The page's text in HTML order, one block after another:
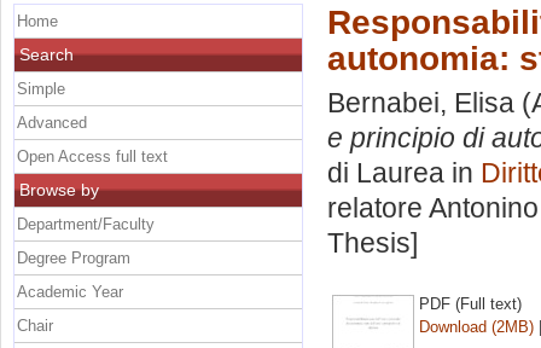
autonomia:
Bernabei, Elisa
e principio di
di Laurea in
relatore
Thesis]
PDF (Full text)
Download (2MB)
Home
Search
Simple
Advanced
Open Access full text
Browse by
Department/Faculty
Degree Program
Academic Year
Chair